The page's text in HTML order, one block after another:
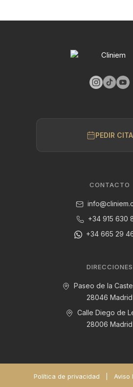
PEDIR CITA
CONTACTO
+34 915 630
+34 665 29
DIRECCIONES
Paseo de la
28046 Madrid
Calle Diego de
28006 Madrid
Política de privacidad Aviso